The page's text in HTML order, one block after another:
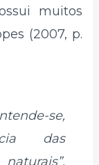
muitos
(2007, p.
se,
das